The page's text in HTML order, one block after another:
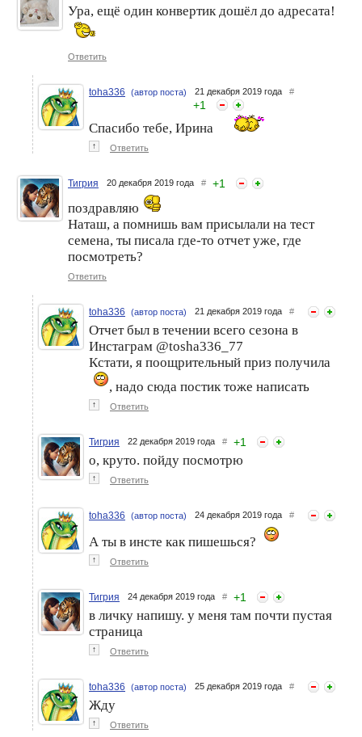
Ура, ещё один конвертик дошёл до адресата!
Ответить
toha336 (автор поста) 21 декабря 2019 года #
+1
Спасибо тебе, Ирина
↑ Ответить
Тигрия 20 декабря 2019 года # +1
поздравляю
Наташ, а помнишь вам присылали на тест
семена, ты писала где-то отчет уже, где
посмотреть?
Ответить
toha336 (автор поста) 21 декабря 2019 года #
Отчет был в течении всего сезона в
Инстаграм @tosha336_77
Кстати, я поощрительный приз получила
, надо сюда постик тоже написать
↑ Ответить
Тигрия 22 декабря 2019 года # +1
о, круто. пойду посмотрю
↑ Ответить
toha336 (автор поста) 24 декабря 2019 года #
А ты в инсте как пишешься?
↑ Ответить
Тигрия 24 декабря 2019 года # +1
в личку напишу. у меня там почти пустая
страница
↑ Ответить
toha336 (автор поста) 25 декабря 2019 года #
Жду
↑ Ответить